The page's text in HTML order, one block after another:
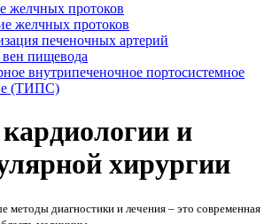
желчных протоков
желчных протоков
печеночных артерий
пищевода
внутрипеченочное портосистемное
(ТИПС)
и
хирургии
методы диагностики и лечения – это современная